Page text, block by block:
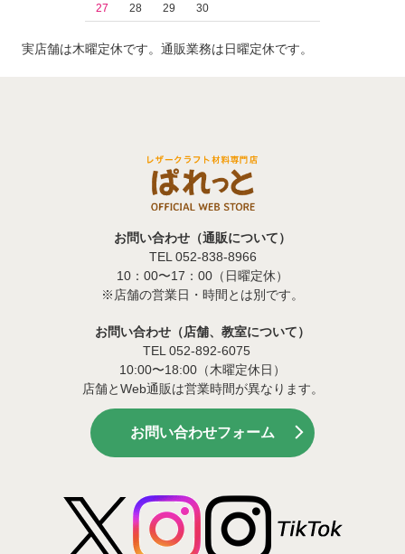
27
28 29 30
実店舗は木曜定休です。通販業務は日曜定休です。
お問い合わせ（通販について）
TEL 052-838-8966
10：00〜17：00（日曜定休）
※店舗の営業日・時間とは別です。
お問い合わせ（店舗、教室について）
TEL 052-892-6075
10:00〜18:00（木曜定休日）
店舗とWeb通販は営業時間が異なります。
お問い合わせフォーム